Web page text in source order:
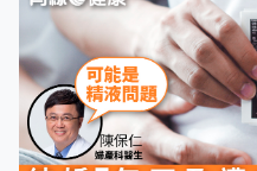
膽汁。如果以上其中一部
變。陳欣湄指，如果發現
意，其中3種顏色更可能是
表的身體警號 1. 灰白色：
疾病、吃太油 3. 墨綠色：
道出血 5. 暗紅色：大腸、